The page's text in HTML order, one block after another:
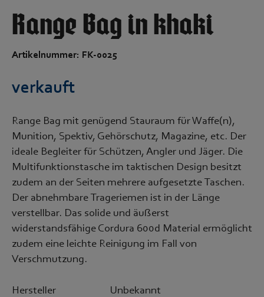
Range Bag in khaki
Artikelnummer: FK-0025
verkauft
Range Bag mit genügend Stauraum für Waffe(n),
Munition, Spektiv, Gehörschutz, Magazine, etc. Der
ideale Begleiter für Schützen, Angler und Jäger. Die
Multifunktionstasche im taktischen Design besitzt
zudem an der Seiten mehrere aufgesetzte Taschen.
Der abnehmbare Trageriemen ist in der Länge
verstellbar. Das solide und äußerst
widerstandsfähige Cordura 600d Material ermöglicht
zudem eine leichte Reinigung im Fall von
Verschmutzung.
Hersteller Unbekannt